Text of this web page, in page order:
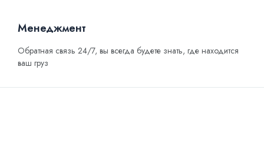
Менеджмент
Обратная связь 24/7, вы всегда будете знать, где находится
ваш груз